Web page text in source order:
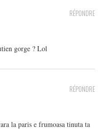
RÉPONDRE
gorge ? Lol
RÉPONDRE
la paris e frumoasa tinuta ta